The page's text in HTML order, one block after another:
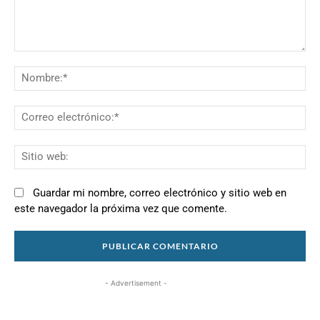
Guardar mi nombre, correo electrónico y sitio web en
este navegador la próxima vez que comente.
- Advertisement -